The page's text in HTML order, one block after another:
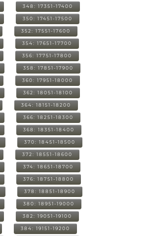
348: 17351-17400
350: 17451-17500
352: 17551-17600
354: 17651-17700
356: 17751-17800
358: 17851-17900
360: 17951-18000
362: 18051-18100
364: 18151-18200
366: 18251-18300
368: 18351-18400
370: 18451-18500
372: 18551-18600
374: 18651-18700
376: 18751-18800
378: 18851-18900
380: 18951-19000
382: 19051-19100
384: 19151-19200